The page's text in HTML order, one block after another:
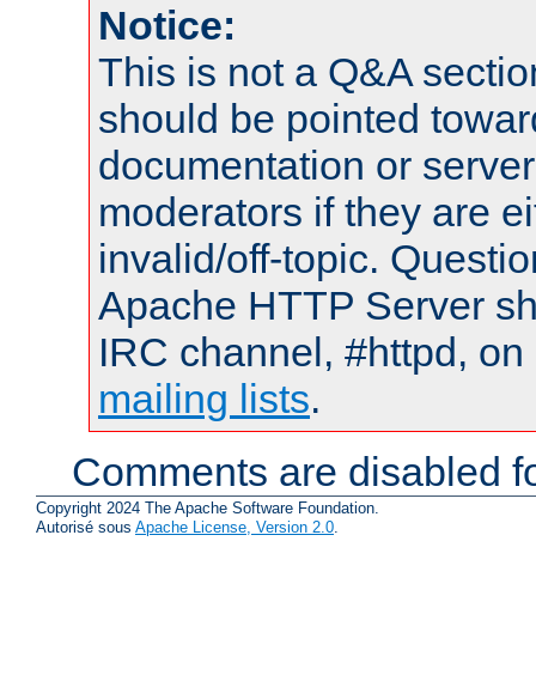
Notice:
This is not a Q&A
should be pointed
documentation or
moderators if they are
invalid/off-topic.
Apache HTTP Server
IRC channel, #httpd,
mailing lists.
Comments are disabled
Copyright 2024 The Apache Software Foundation.
Autorisé sous Apache License, Version 2.0.